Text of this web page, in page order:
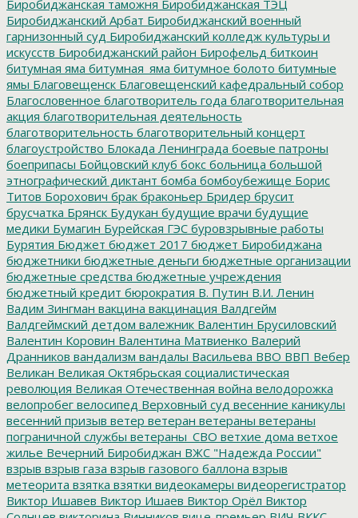
Биробиджанская таможня Биробиджанская ТЭЦ
Биробиджанский Арбат Биробиджанский военный
гарнизонный суд Биробиджанский колледж культуры и
искусств Биробиджанский район Бирофельд биткоин
битумная яма битумная_яма битумное болото битумные
ямы Благовещенск Благовещенский кафедральный собор
Благословенное благотворитель года благотворительная
акция благотворительная деятельность
благотворительность благотворительный концерт
благоустройство Блокада Ленинграда боевые патроны
боеприпасы Бойцовский клуб бокс больница большой
этнографический диктант бомба бомбоубежище Борис
Титов Борохович брак браконьер Бридер брусит
брусчатка Брянск Будукан будущие врачи будущие
медики Бумагин Бурейская ГЭС буровзрывные работы
Бурятия Бюджет бюджет 2017 бюджет Биробиджана
бюджетники бюджетные деньги бюджетные организации
бюджетные средства бюджетные учреждения
бюджетный кредит бюрократия В. Путин В.И. Ленин
Вадим Зингман вакцина вакцинация Валдгейм
Валдгеймский детдом валежник Валентин Брусиловский
Валентин Коровин Валентина Матвиенко Валерий
Дранников вандализм вандалы Васильева ВВО ВВП Вебер
Великан Великая Октябрьская социалистическая
революция Великая Отечественная война велодорожка
велопробег велосипед Верховный суд весенние каникулы
весенний призыв ветер ветеран ветераны ветераны
пограничной службы ветераны_СВО ветхие дома ветхое
жилье Вечерний Биробиджан ВЖС "Надежда России"
взрыв взрыв газа взрыв газового баллона взрыв
метеорита взятка взятки видеокамеры видеорегистратор
Виктор Ишавев Виктор Ишаев Виктор Орёл Виктор